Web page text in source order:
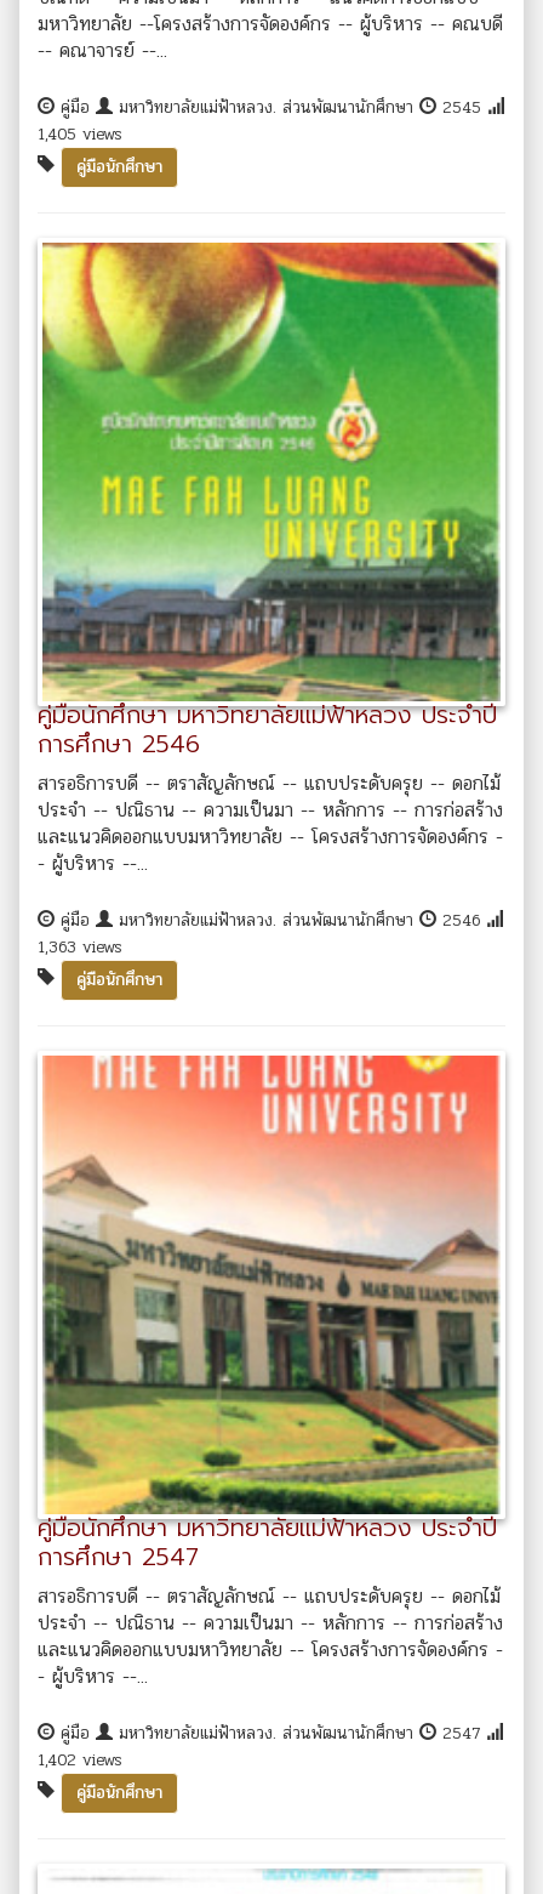
มหาวิทยาลัย --โครงสร้างการจัดองค์กร -- ผู้บริหาร -- คณบดี
-- คณาจารย์ --...
คู่มือ มหาวิทยาลัยแม่ฟ้าหลวง. ส่วนพัฒนานักศึกษา
2545
1,405 views
คู่มือนักศึกษา
คู่มือนักศึกษา มหาวิทยาลัยแม่ฟ้าหลวง ประจำปี
การศึกษา 2546
สารอธิการบดี -- ตราสัญลักษณ์ -- แถบประดับครุย -- ดอกไม้
ประจำ -- ปณิธาน -- ความเป็นมา -- หลักการ -- การก่อสร้าง
และแนวคิดออกแบบมหาวิทยาลัย -- โครงสร้างการจัดองค์กร -
- ผู้บริหาร --...
คู่มือ มหาวิทยาลัยแม่ฟ้าหลวง. ส่วนพัฒนานักศึกษา
2546
1,363 views
คู่มือนักศึกษา
คู่มือนักศึกษา มหาวิทยาลัยแม่ฟ้าหลวง ประจำปี
การศึกษา 2547
สารอธิการบดี -- ตราสัญลักษณ์ -- แถบประดับครุย -- ดอกไม้
ประจำ -- ปณิธาน -- ความเป็นมา -- หลักการ -- การก่อสร้าง
และแนวคิดออกแบบมหาวิทยาลัย -- โครงสร้างการจัดองค์กร -
- ผู้บริหาร --...
คู่มือ มหาวิทยาลัยแม่ฟ้าหลวง. ส่วนพัฒนานักศึกษา
2547
1,402 views
คู่มือนักศึกษา